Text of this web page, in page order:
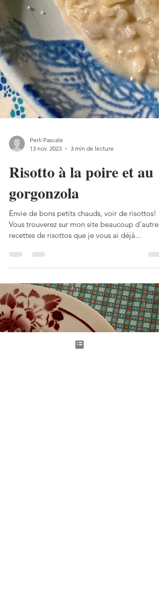
Perli Pascale
13 nov. 2023
3 min de lecture
Risotto à la poire et au
gorgonzola